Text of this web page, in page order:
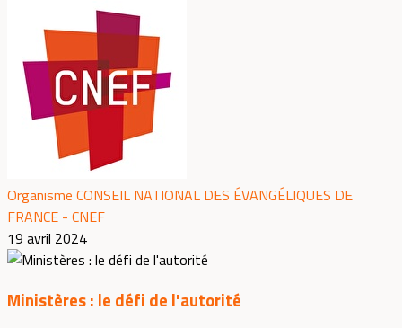
Organisme CONSEIL NATIONAL DES ÉVANGÉLIQUES DE
FRANCE - CNEF
19 avril 2024
Ministères : le défi de l'autorité